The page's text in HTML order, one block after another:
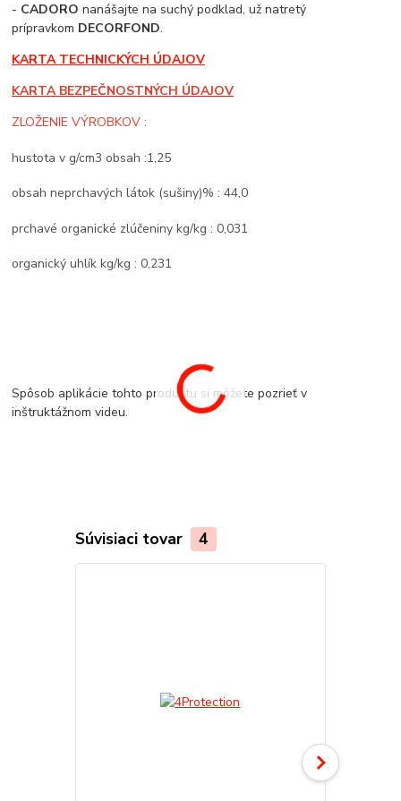
- CADORO nanášajte na suchý podklad, už natretý
prípravkom DECORFOND.
KARTA TECHNICKÝCH ÚDAJOV
KARTA BEZPEČNOSTNÝCH ÚDAJOV
ZLOŽENIE VÝROBKOV :
hustota v g/cm3 obsah :1,25
obsah neprchavých látok (sušiny)% : 44,0
prchavé organické zlúčeniny kg/kg : 0,031
organický uhlík kg/kg : 0,231
Spôsob aplikácie tohto produktu si môžete pozrieť v
inštruktážnom videu.
Súvisiaci tovar 4